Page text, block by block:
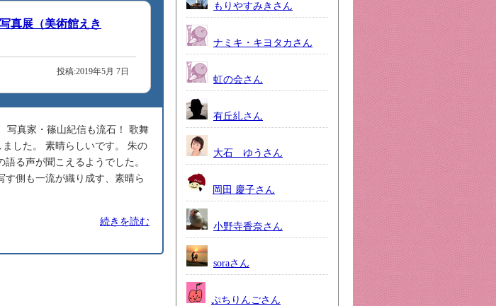
真展（美術館えき
投稿:2019年5月 7日
写真家・篠山紀信も流石！ 歌舞
した。 素晴らしいです。 朱の
る声が聞こえるようでした。
側も一流が織り成す、素晴ら
続きを読む
もりやすみきさん
ナミキ・キヨタカさん
虹の会さん
有丘糺さん
大石 ゆうさん
岡田 慶子さん
小野寺香奈さん
soraさん
ぷちりんごさん